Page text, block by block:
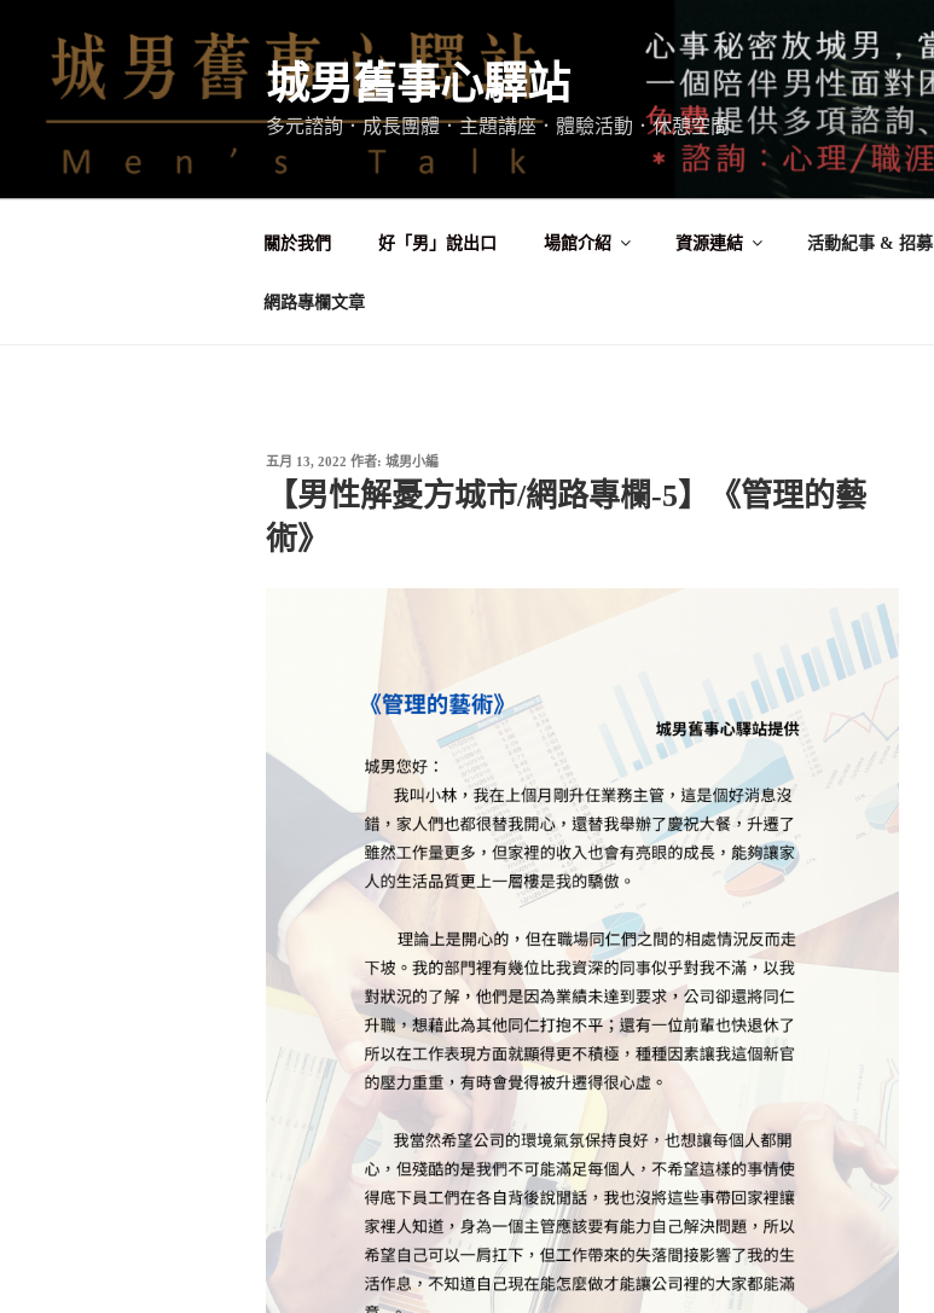
城男舊事心驛站
多元諮詢．成長團體．主題講座．體驗活動．休憩空間
關於我們 好「男」說出口 場館介紹 資源連結 活動紀事 & 招募
網路專欄文章
發
五月 13, 2022 作者: 城男小編
【男性解憂方城市/網路專欄-5】《管理的藝
術》